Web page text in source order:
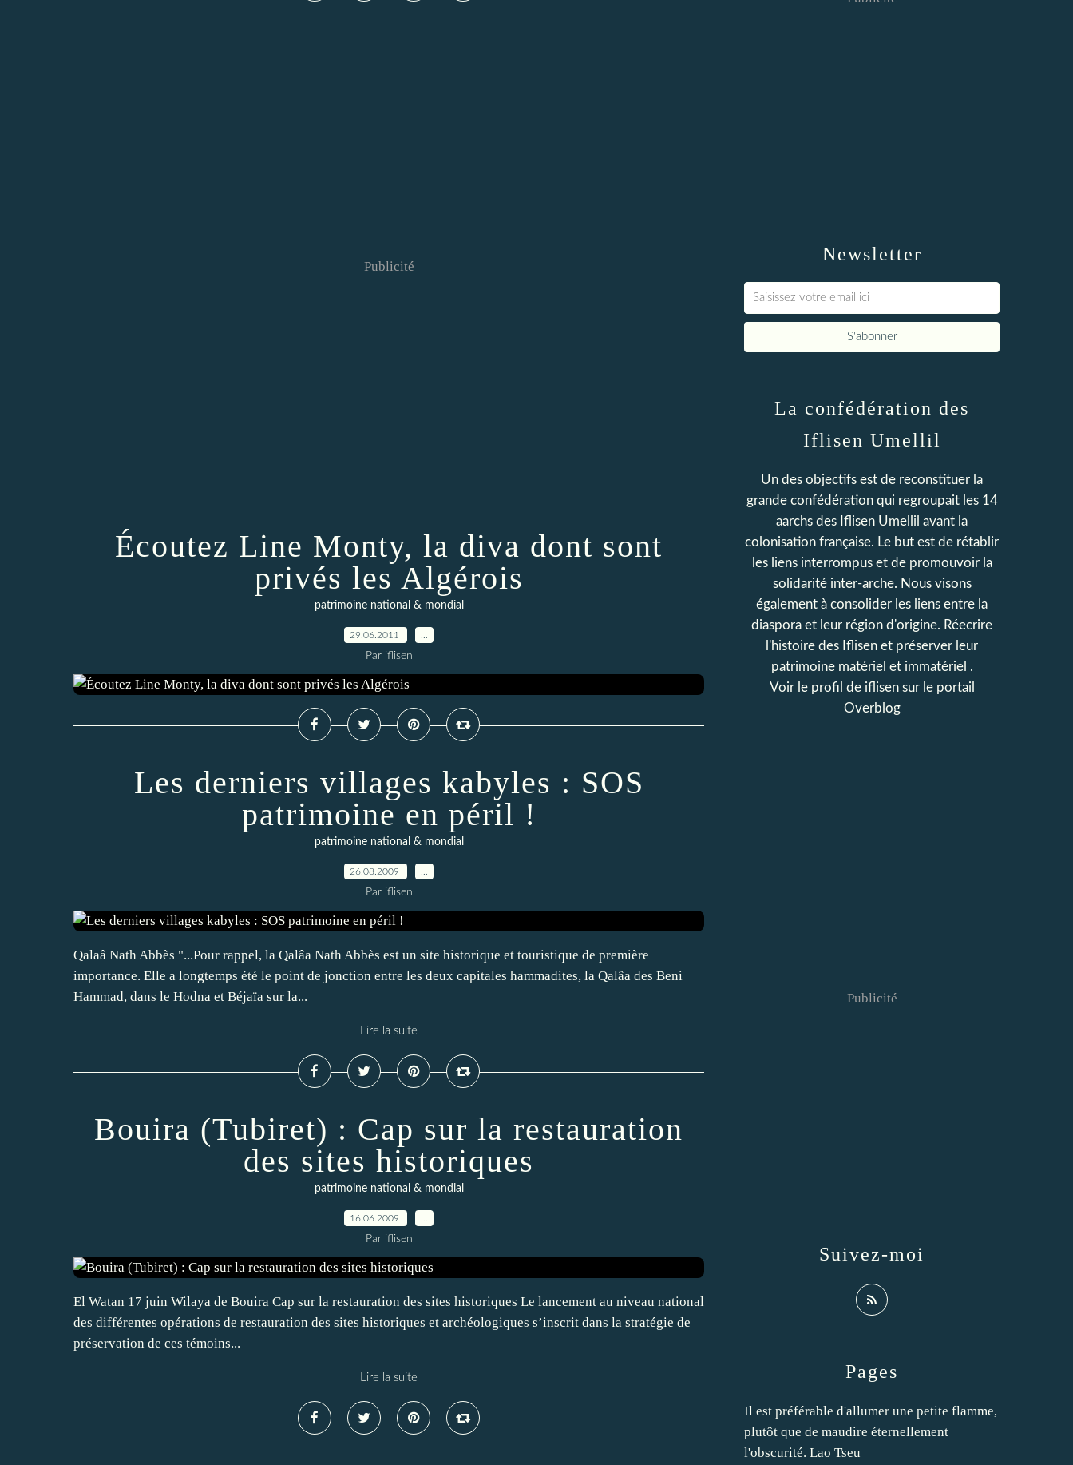
Publicité
Écoutez Line Monty, la diva dont sont
privés les Algérois
patrimoine national & mondial
29.06.2011
Par iflisen
Les derniers villages kabyles : SOS
patrimoine en péril !
patrimoine national & mondial
26.08.2009
Par iflisen
Qalaâ Nath Abbès "...Pour rappel, la Qalâa Nath Abbès est un site historique et touristique de première
importance. Elle a longtemps été le point de jonction entre les deux capitales hammadites, la Qalâa des Beni
Hammad, dans le Hodna et Béjaïa sur la...
Lire la suite
Bouira (Tubiret) : Cap sur la restauration
des sites historiques
patrimoine national & mondial
16.06.2009
Par iflisen
El Watan 17 juin Wilaya de Bouira Cap sur la restauration des sites historiques Le lancement au niveau national
des différentes opérations de restauration des sites historiques et archéologiques s’inscrit dans la stratégie de
préservation de ces témoins...
Lire la suite
Newsletter
Pages
Il est préférable d'allumer une petite flamme,
plutôt que de maudire éternellement
l'obscurité. Lao Tseu
La confédération des
Iflisen Umellil
Un des objectifs est de reconstituer la
grande confédération qui regroupait les 14
aarchs des Iflisen Umellil avant la
colonisation française. Le but est de rétablir
les liens interrompus et de promouvoir la
solidarité inter-arche. Nous visons
également à consolider les liens entre la
diaspora et leur région d'origine. Réecrire
l'histoire des Iflisen et préserver leur
patrimoine matériel et immatériel .
Voir le profil de iflisen sur le portail
Overblog
Suivez-moi
Publicité